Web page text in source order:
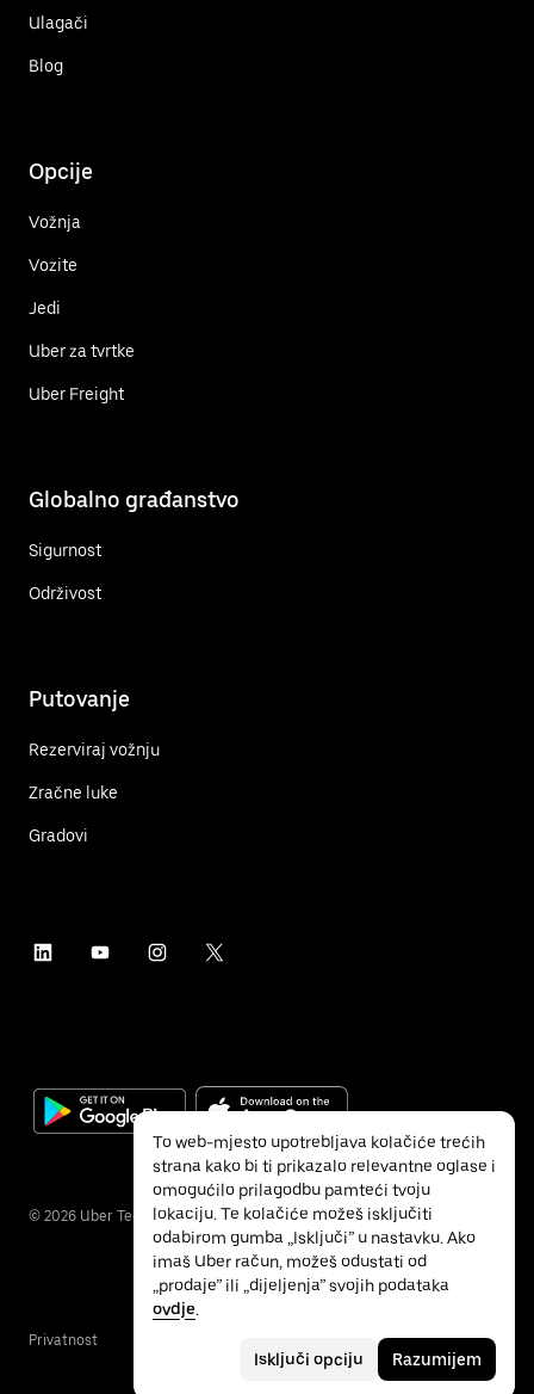
Ulagači
Blog
Opcije
Vožnja
Vozite
Jedi
Uber za tvrtke
Uber Freight
Globalno građanstvo
Sigurnost
Održivost
Putovanje
Rezerviraj vožnju
Zračne luke
Gradovi
© 2026 Uber Technologies Inc.
Privatnost
To web-mjesto upotrebljava kolačiće trećih
strana kako bi ti prikazalo relevantne oglase i
omogućilo prilagodbu pamteći tvoju
lokaciju. Te kolačiće možeš isključiti
odabirom gumba „Isključi” u nastavku. Ako
imaš Uber račun, možeš odustati od
„prodaje” ili „dijeljenja” svojih podataka
ovdje.
Isključi opciju Razumijem